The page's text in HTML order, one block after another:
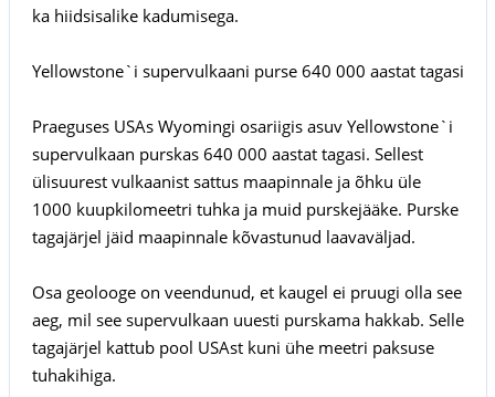
ka hiidsisalike kadumisega.
Yellowstone`i supervulkaani purse 640 000 aastat tagasi
Praeguses USAs Wyomingi osariigis asuv Yellowstone`i
supervulkaan purskas 640 000 aastat tagasi. Sellest
ülisuurest vulkaanist sattus maapinnale ja õhku üle
1000 kuupkilomeetri tuhka ja muid purskejääke. Purske
tagajärjel jäid maapinnale kõvastunud laavaväljad.
Osa geolooge on veendunud, et kaugel ei pruugi olla see
aeg, mil see supervulkaan uuesti purskama hakkab. Selle
tagajärjel kattub pool USAst kuni ühe meetri paksuse
tuhakihiga.